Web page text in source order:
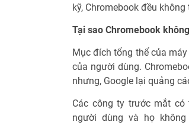
kỹ, Chromebook đều
Tại sao Chromebook
Mục đích tổng thể của
của người dùng.
nhưng, Google lại quảng
Các công ty trước mắt có
người dùng và họ